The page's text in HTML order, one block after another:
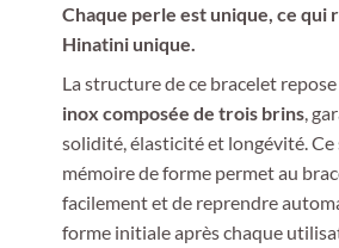
Chaque perle est unique, ce qui
Hinatini unique.
La structure de ce bracelet
inox composée de trois brins,
solidité, élasticité et longévité. Ce
mémoire de forme permet au
facilement et de reprendre
forme initiale après chaque